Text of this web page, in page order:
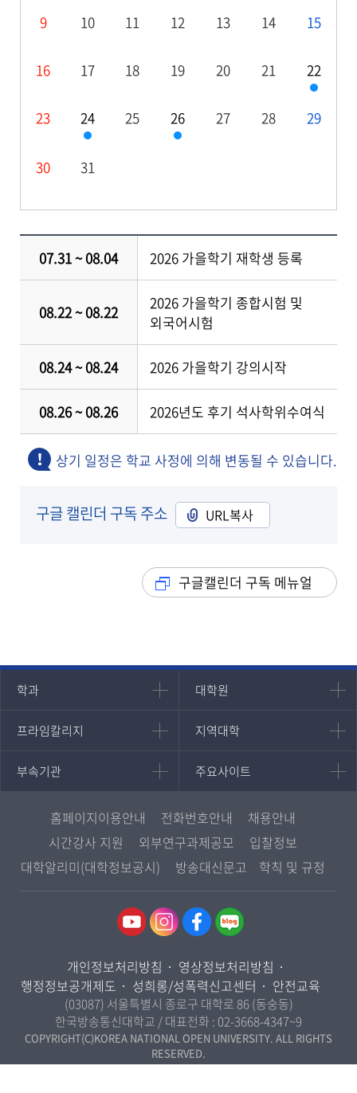
9 10 11 12 13 14 15
16 17 18 19 20 21 22
23 24 25 26 27 28 29
30 31
07.31 ~ 08.04 2026 가을학기 재학생 등록
08.22 ~ 08.22
2026 가을학기 종합시험 및
외국어시험
08.24 ~ 08.24 2026 가을학기 강의시작
08.26 ~ 08.26 2026년도 후기 석사학위수여식
상기 일정은 학교 사정에 의해 변동될 수 있습니다.
구글 캘린더 구독 주소 URL복사
구글캘린더 구독 메뉴얼
학과
인문과학대학
국어국문학과
영어영문학과
일본학과
사회과학대학
무역학과
미디어영상학과
도시콘텐츠·관광학과
사회복지연계전공
대학원
대학원
대학원
경영대학원
프라임칼리지
프라임칼리지
학사학위과정
평생교육과정
지역대학
지역대학
지역대학 포털
서울지역대학
대구경북지역대학
인천지역대학
광주전남지역대학
울산지역대학
경기지역대학
강원지역대학
충북지역대학
전북지역대학
경남지역대학
제주지역대학
부속기관
부속기관
중앙도서관
원격교육혁신연구원
통합인문학연구소
디지털미디어센터
국제협력단
산학협력단
주요사이트
주요사이트
멘토링
진로심리상담
교육정보화본부
국립대학육성사업
홈페이지이용안내 전화번호안내
채용안내
시간강사 지원
외부연구과제공모
입찰정보
대학알리미(대학정보공시)
방송대신문고 학칙 및 규정
개인정보처리방침
영상정보처리방침
행정정보공개제도
성희롱/성폭력신고센터 안전교육
(03087) 서울특별시 종로구 대학로 86 (동숭동)
한국방송통신대학교 / 대표전화 : 02-3668-4347~9
COPYRIGHT(C)KOREA NATIONAL OPEN UNIVERSITY. ALL RIGHTS
RESERVED.